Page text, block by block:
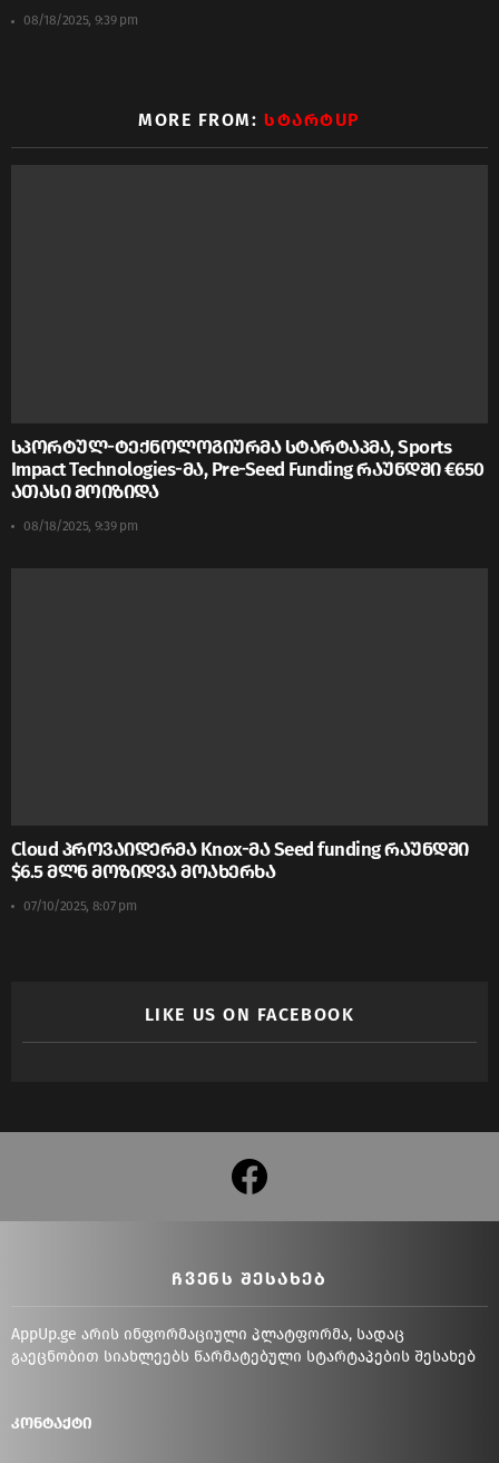
08/18/2025, 9:39 pm
MORE FROM:ᲡᲢᲐᲠᲢUP
სპორტულ-ტექნოლოგიურმა სტარტაპმა, Sports
Impact Technologies-მა, Pre-Seed Funding რაუნდში €650
ათასი მოიზიდა
08/18/2025, 9:39 pm
Cloud პროვაიდერმა Knox-მა Seed funding რაუნდში
$6.5 მლნ მოზიდვა მოახერხა
07/10/2025, 8:07 pm
LIKE US ON FACEBOOK
facebook
ᲩᲕᲔᲜᲡ ᲨᲔᲡᲐᲮᲔᲑ
AppUp.ge არის ინფორმაციული პლატფორმა, სადაც
გაეცნობით სიახლეებს წარმატებული სტარტაპების შესახებ
კონტაქტი